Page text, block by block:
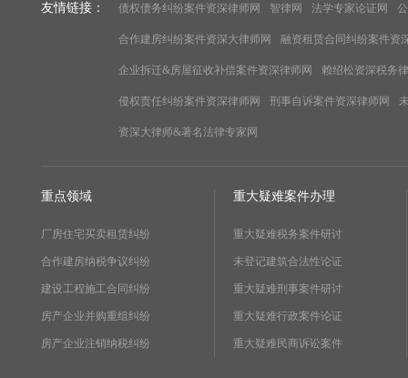
友情链接： 债权债务纠纷案件资深律师网 智律网 法学专家论证网
合作建房纠纷案件资深大律师网 融资租赁合同纠纷案件资
企业拆迁&房屋征收补偿案件资深律师网 赖绍松资深税务
侵权责任纠纷案件资深律师网 刑事自诉案件资深律师网
资深大律师&著名法律专家网
重点领域
厂房住宅买卖租赁纠纷
合作建房纳税争议纠纷
建设工程施工合同纠纷
房产企业并购重组纠纷
房产企业注销纳税纠纷
重大疑难案件办理
重大疑难税务案件研讨
未登记建筑合法性论证
重大疑难刑事案件研讨
重大疑难行政案件论证
重大疑难民商诉讼案件